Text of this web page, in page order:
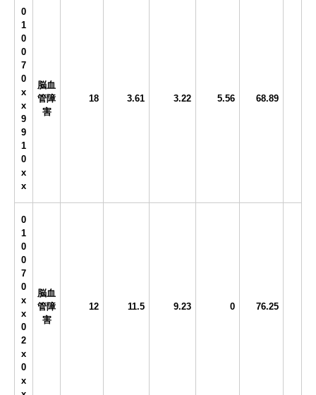
0
1
0
0
7
0
x
x
9
9
1
0
x
x
脳血
管障
害
18 3.61 3.22 5.56 68.89
0
1
0
0
7
0
x
x
0
2
x
0
x
脳血
管障
害
12 11.5 9.23 0 76.25